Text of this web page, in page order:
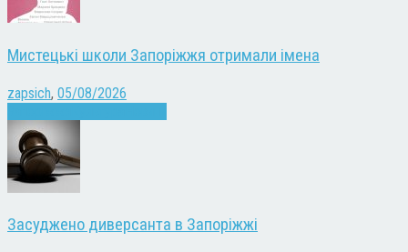
Мистецькі школи Запоріжжя отримали імена
zapsich, 05/08/2026
Засуджено диверсанта в Запоріжжі